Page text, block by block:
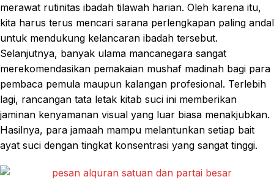
merawat rutinitas ibadah tilawah harian. Oleh karena itu,
kita harus terus mencari sarana perlengkapan paling andal
untuk mendukung kelancaran ibadah tersebut.
Selanjutnya, banyak ulama mancanegara sangat
merekomendasikan pemakaian mushaf madinah bagi para
pembaca pemula maupun kalangan profesional. Terlebih
lagi, rancangan tata letak kitab suci ini memberikan
jaminan kenyamanan visual yang luar biasa menakjubkan.
Hasilnya, para jamaah mampu melantunkan setiap bait
ayat suci dengan tingkat konsentrasi yang sangat tinggi.